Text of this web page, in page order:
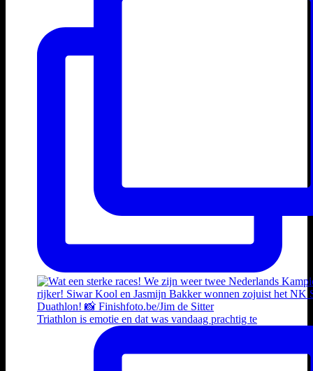
Triathlon is emotie en dat was vandaag prachtig te